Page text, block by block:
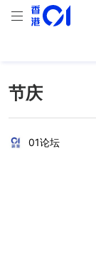
节庆
01论坛